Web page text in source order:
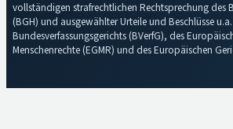
vollständigen strafrechtlichen Rechtsprechung des
(BGH) und ausgewählter Urteile und Beschlüsse
Bundesverfassungsgerichts (BVerfG), des
Menschenrechte (EGMR) und des Europäischen